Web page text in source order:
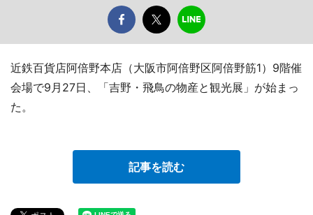
近鉄百貨店阿倍野本店（大阪市阿倍野区阿倍野筋1）9階催
会場で9月27日、「吉野・飛鳥の物産と観光展」が始まっ
た。
記事を読む